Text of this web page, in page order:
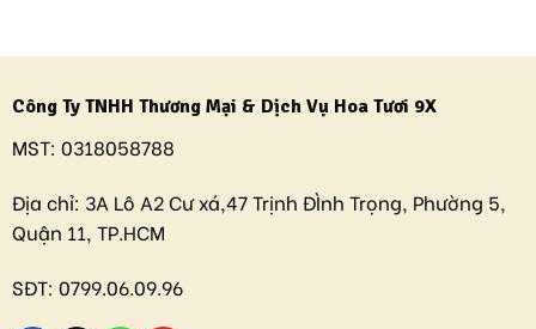
Công Ty TNHH Thương Mại & Dịch Vụ Hoa Tươi 9X
MST: 0318058788
Địa chỉ: 3A Lô A2 Cư xá,47 Trịnh ĐÌnh Trọng, Phường 5,
Quận 11, TP.HCM
SĐT: 0799.06.09.96